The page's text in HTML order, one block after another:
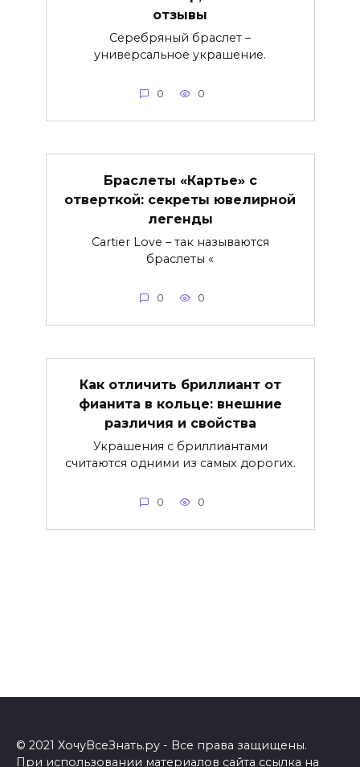
отзывы
Серебряный браслет –
универсальное украшение.
0 0
Браслеты «Картье» с
отверткой: секреты ювелирной
легенды
Cartier Love – так называются
браслеты «
0 0
Как отличить бриллиант от
фианита в кольце: внешние
различия и свойства
Украшения с бриллиантами
считаются одними из самых дорогих.
0 0
© 2021 ХочуВсеЗнать.ру - Все права защищены.
При использовании материалов сайта ссылка на